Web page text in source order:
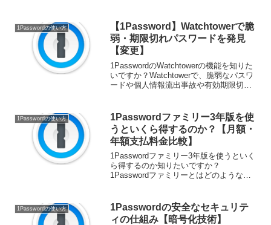
1Password.comでアカウントに...
1Passwordの使い方
【1Password】Watchtowerで脆
弱・期限切れパスワードを発見
【変更】
1PasswordのWatchtowerの機能を知りた
いですか？Watchtowerで、脆弱なパスワ
ードや個人情報流出事故や有効期限切れ
す手間を省きたい方必見！ 公式価...
1Passwordの使い方
1Passwordファミリー3年版を使
うといくら得するのか？【月額・
年額支払料金比較】
1Passwordファミリー3年版を使うといく
ら得するのか知りたいですか？
1Passwordファミリーとはどのようなも
1Passwordの個人版を使い始めるの...
1Passwordの使い方
1Passwordの安全なセキュリテ
ィの仕組み【暗号化技術】